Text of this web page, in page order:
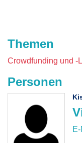
Themen
Crowdfunding und -
Personen